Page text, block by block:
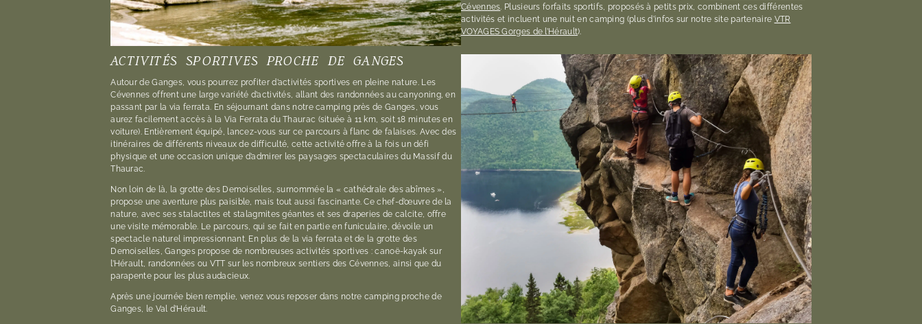
Cévennes. Plusieurs forfaits sportifs, proposés à petits prix, combinent ces différentes
activités et incluent une nuit en camping (plus d’infos sur notre site partenaire VTR
VOYAGES Gorges de l’Hérault).
ACTIVITÉS SPORTIVES PROCHE DE GANGES
Autour de Ganges, vous pourrez profiter d’activités sportives en pleine nature. Les
Cévennes offrent une large variété d’activités, allant des randonnées au canyoning, en
passant par la via ferrata. En séjournant dans notre camping près de Ganges, vous
aurez facilement accès à la Via Ferrata du Thaurac (située à 11 km, soit 18 minutes en
voiture). Entièrement équipé, lancez-vous sur ce parcours à flanc de falaises. Avec des
itinéraires de différents niveaux de difficulté, cette activité offre à la fois un défi
physique et une occasion unique d’admirer les paysages spectaculaires du Massif du
Thaurac.
Non loin de là, la grotte des Demoiselles, surnommée la « cathédrale des abîmes »,
propose une aventure plus paisible, mais tout aussi fascinante. Ce chef-d’œuvre de la
nature, avec ses stalactites et stalagmites géantes et ses draperies de calcite, offre
une visite mémorable. Le parcours, qui se fait en partie en funiculaire, dévoile un
spectacle naturel impressionnant. En plus de la via ferrata et de la grotte des
Demoiselles, Ganges propose de nombreuses activités sportives : canoë-kayak sur
l’Hérault, randonnées ou VTT sur les nombreux sentiers des Cévennes, ainsi que du
parapente pour les plus audacieux.
Après une journée bien remplie, venez vous reposer dans notre camping proche de
Ganges, le Val d’Hérault.